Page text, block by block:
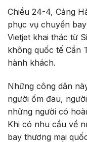
Chiều 24-4, Cảng
phục vụ chuyến
Vietjet khai thác từ
không quốc tế Cần
hành khách.
Những công dân
người ốm đau,
những người có
Khi có nhu cầu về
bay thương mại